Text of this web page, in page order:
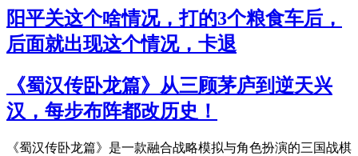
阳平关这个啥情况，打的3个粮食车后，
后面就出现这个情况，卡退
《蜀汉传卧龙篇》从三顾茅庐到逆天兴
汉，每步布阵都改历史！
《蜀汉传卧龙篇》是一款融合战略模拟与角色扮演的三国战棋